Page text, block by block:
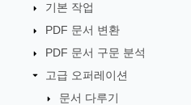
기본 작업
PDF 문서 변환
PDF 문서 구문 분석
고급 오퍼레이션
문서 다루기